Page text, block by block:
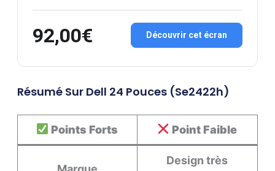
92,00€ Découvrir cet écran
Résumé Sur Dell 24 Pouces (se2422h)
Points Forts Point Faible
Design très